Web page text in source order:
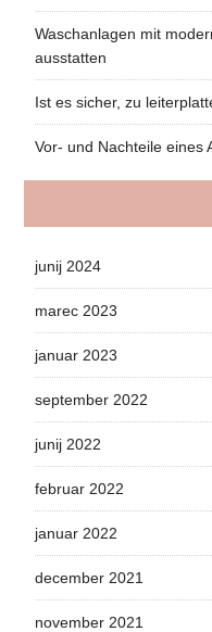
Waschanlagen mit
ausstatten
Ist es sicher, zu
Vor- und Nachteile eines
junij 2024
marec 2023
januar 2023
september 2022
junij 2022
februar 2022
januar 2022
december 2021
november 2021